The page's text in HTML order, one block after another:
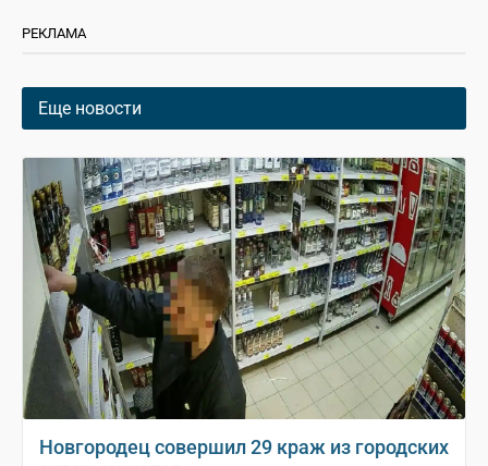
РЕКЛАМА
Еще новости
Новгородец совершил 29 краж из городских